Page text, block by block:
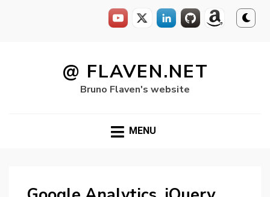
@ FLAVEN.NET
Bruno Flaven's website
MENU